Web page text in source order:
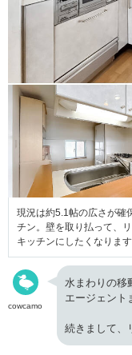
現況は約5.1帖の広さが確
チン。壁を取り払って、
キッチンにしたくなりま
cowcamo
水まわりの移
エージェント
続きまして、